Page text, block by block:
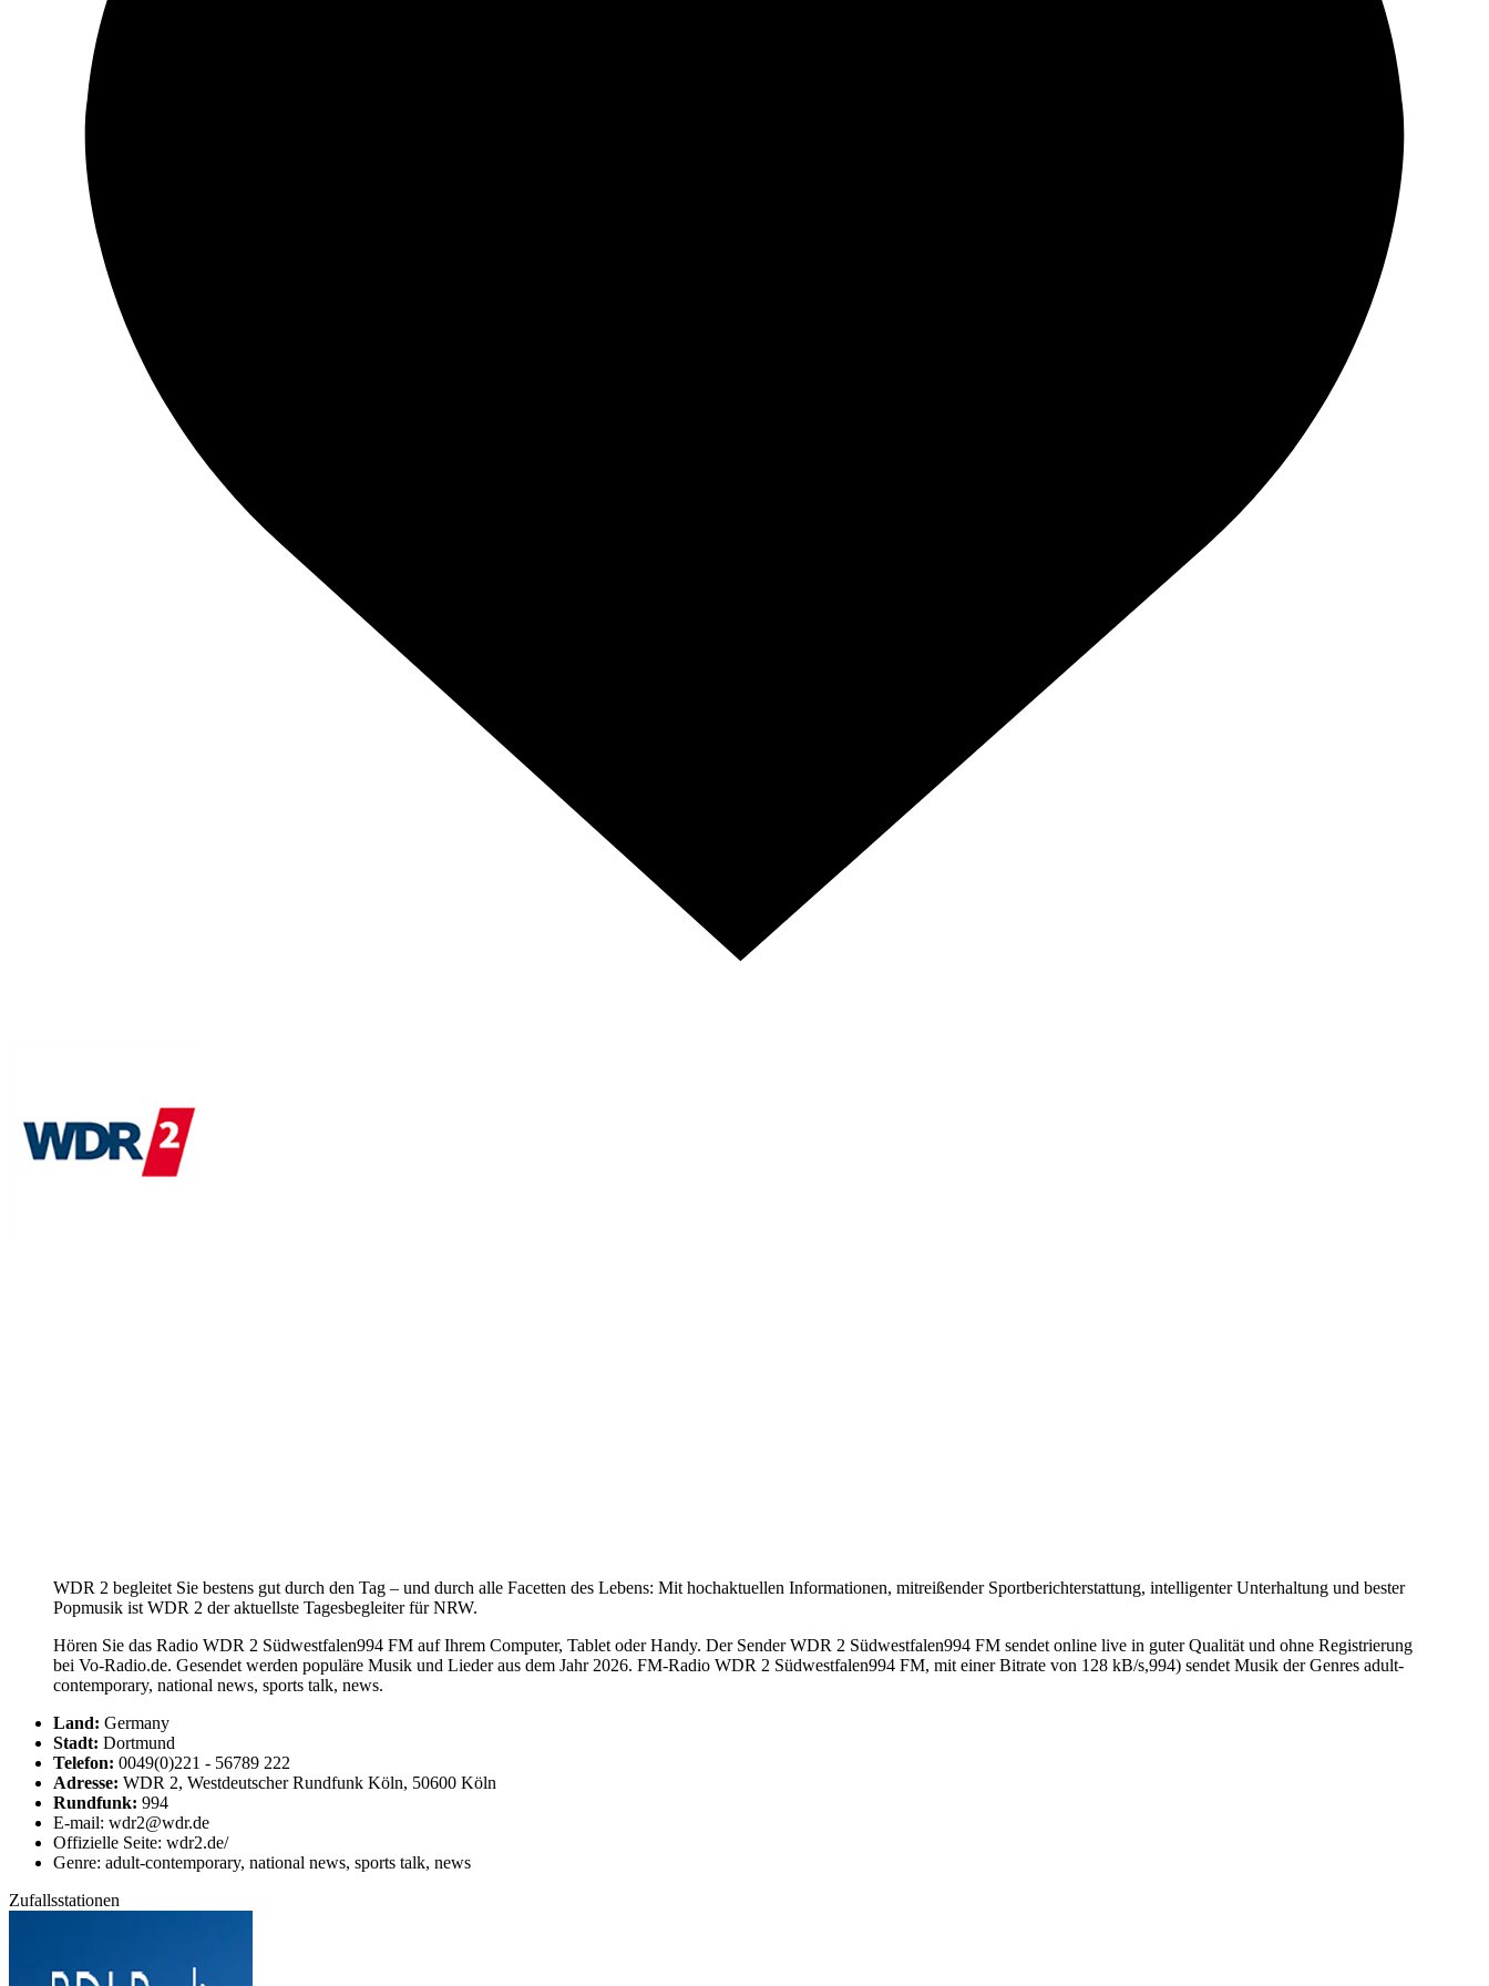
WDR 2 begleitet Sie bestens gut durch den Tag – und durch alle Facetten des Lebens: Mit hochaktuellen Informationen, mitreißender Sportberichterstattung, intelligenter Unterhaltung und bester
Popmusik ist WDR 2 der aktuellste Tagesbegleiter für NRW.
Hören Sie das Radio WDR 2 Südwestfalen994 FM auf Ihrem Computer, Tablet oder Handy. Der Sender WDR 2 Südwestfalen994 FM sendet online live in guter Qualität und ohne Registrierung
bei Vo-Radio.de. Gesendet werden populäre Musik und Lieder aus dem Jahr 2026. FM-Radio WDR 2 Südwestfalen994 FM, mit einer Bitrate von 128 kB/s,994) sendet Musik der Genres adult-
contemporary, national news, sports talk, news.
Land: Germany
Stadt: Dortmund
Telefon: 0049(0)221 - 56789 222
Adresse: WDR 2, Westdeutscher Rundfunk Köln, 50600 Köln
Rundfunk: 994
E-mail: wdr2@wdr.de
Offizielle Seite: wdr2.de/
Genre: adult-contemporary, national news, sports talk, news
Zufallsstationen